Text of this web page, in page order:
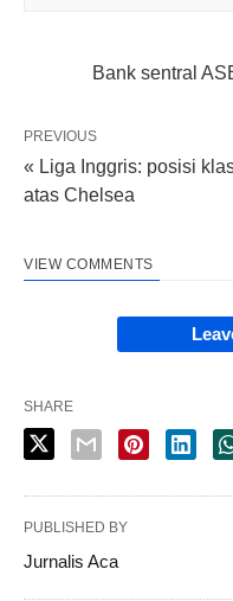
Bank sentral
PREVIOUS
« Liga Inggris: posisi
atas Chelsea
VIEW COMMENTS
SHARE
PUBLISHED BY
Jurnalis Aca